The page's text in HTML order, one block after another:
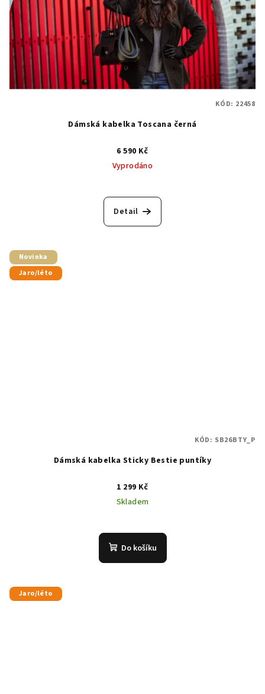
Dámská kabelka Toscana černá
6 590 Kč
Vyprodáno
Detail
KÓD: 22458
Novinka
Jaro/léto
Dámská kabelka Sticky Bestie puntíky
1 299 Kč
Skladem
Do košíku
KÓD: SB26BTY_P
Jaro/léto